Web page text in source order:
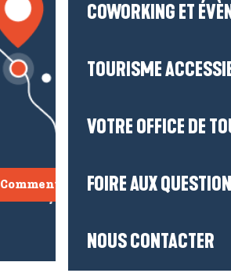
COWORKING ET
TOURISME
VOTRE OFFICE DE
FOIRE AUX
NOUS CONTACTER
Comment venir ?